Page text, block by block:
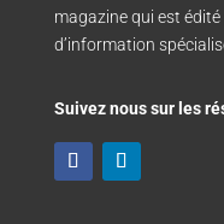
magazine qui est
d’information
Suivez nous sur les